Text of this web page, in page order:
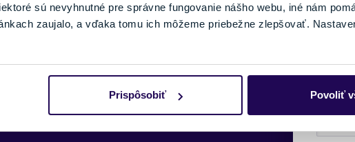
sú nevyhnutné pre správne fungovanie nášho webu, iné nám
zaujalo, a vďaka tomu ich môžeme priebežne zlepšovať.
Prispôsobiť Povoliť
Karbónová výstuž
VAŠE